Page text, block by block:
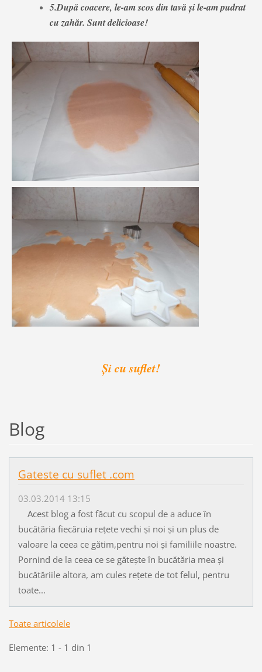
5.După coacere, le-am scos din tavă și le-am pudrat
cu zahăr. Sunt delicioase!
Și cu suflet!
Blog
Gateste cu suflet .com
03.03.2014 13:15
Acest blog a fost făcut cu scopul de a aduce în
bucătăria fiecăruia rețete vechi și noi și un plus de
valoare la ceea ce gătim,pentru noi și familiile noastre.
Pornind de la ceea ce se gătește în bucătăria mea și
bucătăriile altora, am cules rețete de tot felul, pentru
toate...
Toate articolele
Elemente: 1 - 1 din 1